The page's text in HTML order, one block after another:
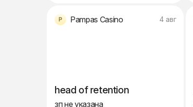
Pampas Casino 4 авг
head of retention
зп не указана